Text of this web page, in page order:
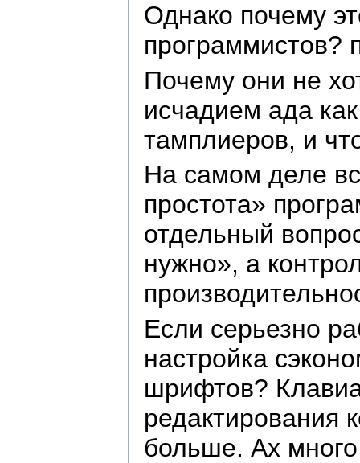
Однако почему
программистов?
Почему они не
исчадием ада
тамплиеров, и
На самом деле
простота»
отдельный
нужно», а
Если серьезно
настройка
шрифтов?
редактирования
больше. Ах